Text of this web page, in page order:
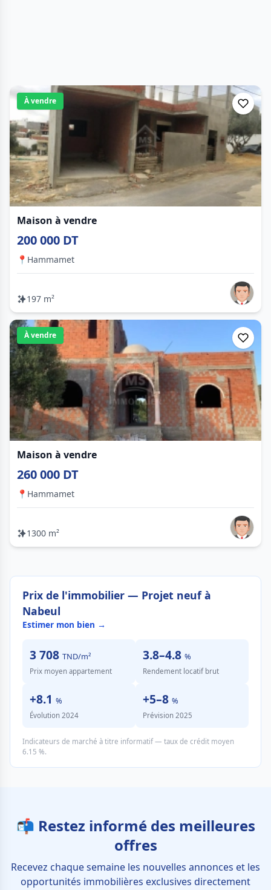
À vendre
Maison à vendre
200 000 DT
📍 Hammamet
197 m²
À vendre
Maison à vendre
260 000 DT
📍 Hammamet
1300 m²
Prix de l'immobilier — Projet neuf à
Nabeul
Estimer mon bien →
3 708 TND/m²
Prix moyen appartement
3.8–4.8 %
Rendement locatif brut
+8.1 %
Évolution 2024
+5–8 %
Prévision 2025
Indicateurs de marché à titre informatif — taux de crédit moyen
6.15 %.
📬 Restez informé des meilleures
offres
Recevez chaque semaine les nouvelles annonces et les
opportunités immobilières exclusives directement